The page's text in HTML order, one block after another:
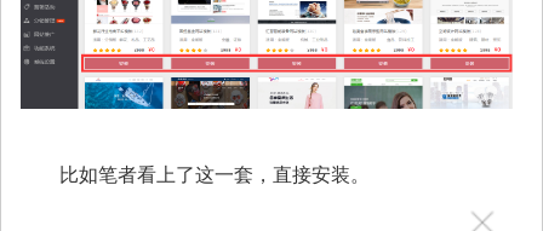
比如笔者看上了这一套，直接安装。